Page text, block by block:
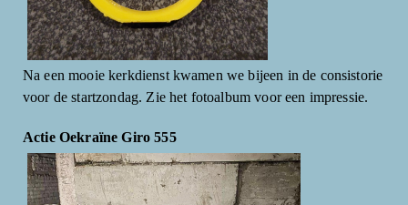
Na een mooie kerkdienst kwamen we bijeen in de consistorie
voor de startzondag. Zie het fotoalbum voor een impressie.
Actie Oekraïne Giro 555